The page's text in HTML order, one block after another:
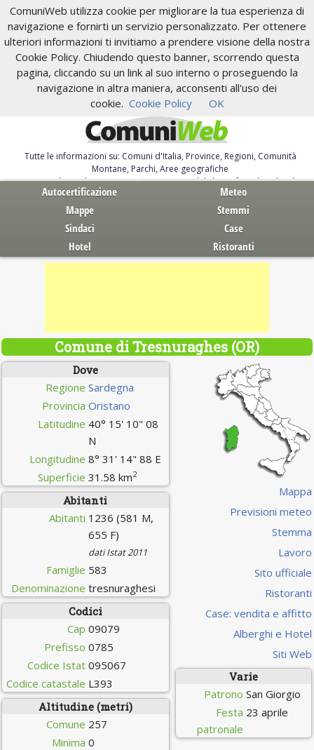
ComuniWeb utilizza cookie per migliorare la tua esperienza di
navigazione e fornirti un servizio personalizzato. Per ottenere
ulteriori informazioni ti invitiamo a prendere visione della nostra
Cookie Policy. Chiudendo questo banner, scorrendo questa
pagina, cliccando su un link al suo interno o proseguendo la
navigazione in altra maniera, acconsenti all'uso dei
cookie. Cookie Policy OK
Tutte le informazioni su: Comuni d'Italia, Province, Regioni, Comunità
Montane, Parchi, Aree geografiche
Servizi al Cittadino. Autocertificazione, moduli, leggi, free download
Autocertificazione
Meteo
Mappe
Stemmi
Sindaci
Case
Hotel
Ristoranti
Comune di Tresnuraghes (OR)
Dove
Regione Sardegna
Provincia Oristano
Latitudine 40° 15' 10" 08
N
Longitudine 8° 31' 14" 88 E
Superficie 31.58 km2
Abitanti
Abitanti 1236 (581 M,
655 F)
dati Istat 2011
Famiglie 583
Denominazione tresnuraghesi
Codici
Cap 09079
Prefisso 0785
Codice Istat 095067
Codice catastale L393
Altitudine (metri)
Comune 257
Minima 0
Mappa
Previsioni meteo
Stemma
Lavoro
Sito ufficiale
Ristoranti
Case: vendita e affitto
Alberghi e Hotel
Siti Web
Varie
Patrono San Giorgio
Festa
patronale
23 aprile